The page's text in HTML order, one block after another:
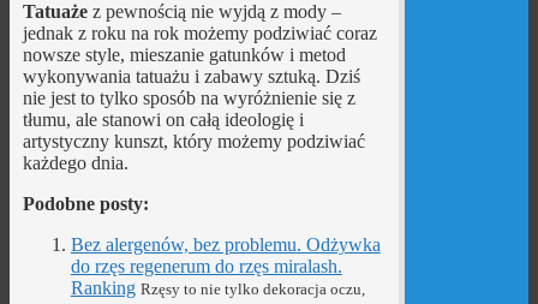
Tatuażez pewnością nie wyjdą z mody –
jednak z roku na rok możemy podziwiać coraz
nowsze style, mieszanie gatunków i metod
wykonywania tatuażu i zabawy sztuką. Dziś
nie jest to tylko sposób na wyróżnienie się z
tłumu, ale stanowi on całą ideologię i
artystyczny kunszt, który możemy podziwiać
każdego dnia.
Podobne posty:
Bez alergenów, bez problemu. Odżywka
do rzęs regenerum do rzęs miralash.
Ranking Rzęsy to nie tylko dekoracja oczu,